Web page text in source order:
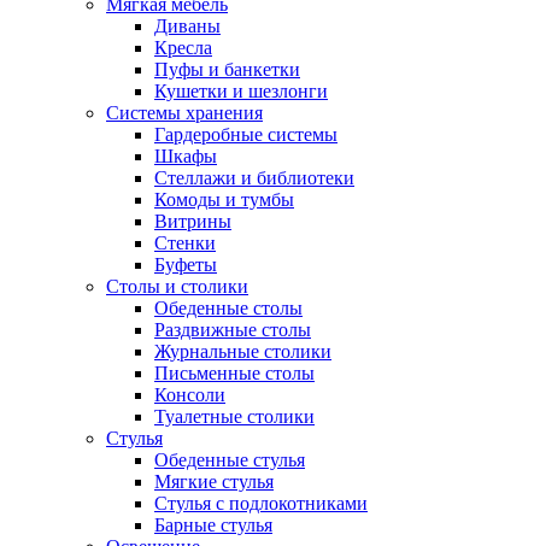
Мягкая мебель
Диваны
Кресла
Пуфы и банкетки
Кушетки и шезлонги
Системы хранения
Гардеробные системы
Шкафы
Стеллажи и библиотеки
Комоды и тумбы
Витрины
Стенки
Буфеты
Столы и столики
Обеденные столы
Раздвижные столы
Журнальные столики
Письменные столы
Консоли
Туалетные столики
Стулья
Обеденные стулья
Мягкие стулья
Стулья с подлокотниками
Барные стулья